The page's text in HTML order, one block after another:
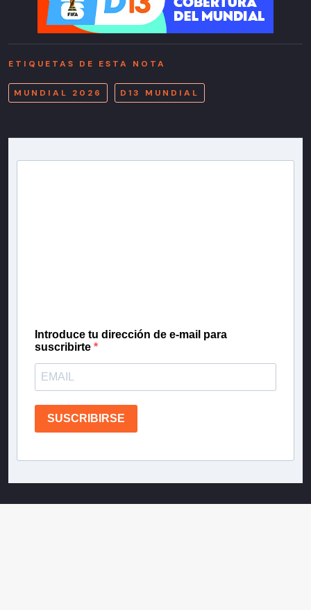
ETIQUETAS DE ESTA NOTA
MUNDIAL 2026 D13 MUNDIAL
Introduce tu dirección de e-mail para
suscribirte
SUSCRIBIRSE